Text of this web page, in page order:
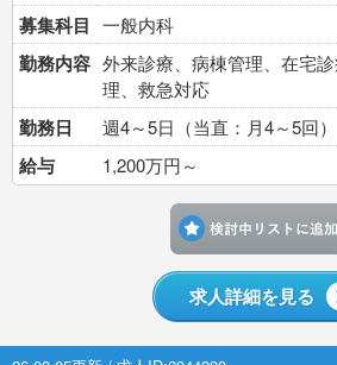
募集科目 一般内科
勤務内容 外来診療、病棟管理、在宅
理、救急対応
勤務日 週4～5日（当直：月4～5回）
給与 1,200万円～
求人詳細を見る